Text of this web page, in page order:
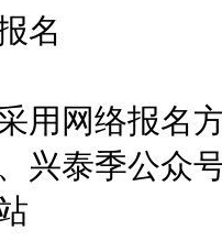
名
网络报名方
兴泰季公众